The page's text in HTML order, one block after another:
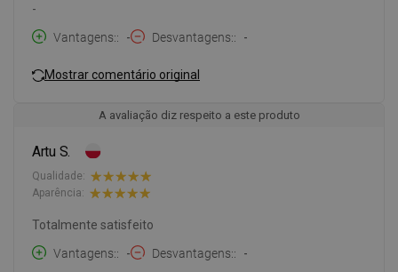
-
Vantagens:
- Desvantagens: -
Mostrar comentário original
A avaliação diz respeito a este produto
Artu S.
Qualidade:
Aparência:
Totalmente satisfeito
Vantagens:
- Desvantagens: -